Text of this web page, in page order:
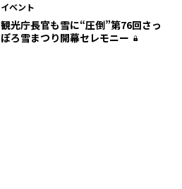
イベント
観光庁長官も雪に“圧倒”――第76回さっ
ぽろ雪まつり開幕セレモニー